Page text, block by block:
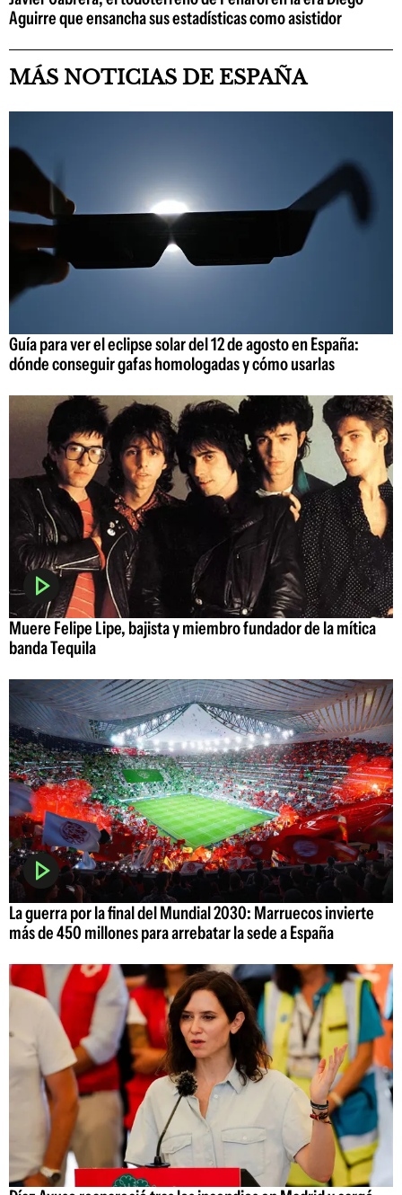
Aguirre que ensancha sus estadísticas como asistidor
MÁS NOTICIAS DE ESPAÑA
Guía para ver el eclipse solar del 12 de agosto en España:
dónde conseguir gafas homologadas y cómo usarlas
Muere Felipe Lipe, bajista y miembro fundador de la mítica
banda Tequila
La guerra por la final del Mundial 2030: Marruecos invierte
más de 450 millones para arrebatar la sede a España